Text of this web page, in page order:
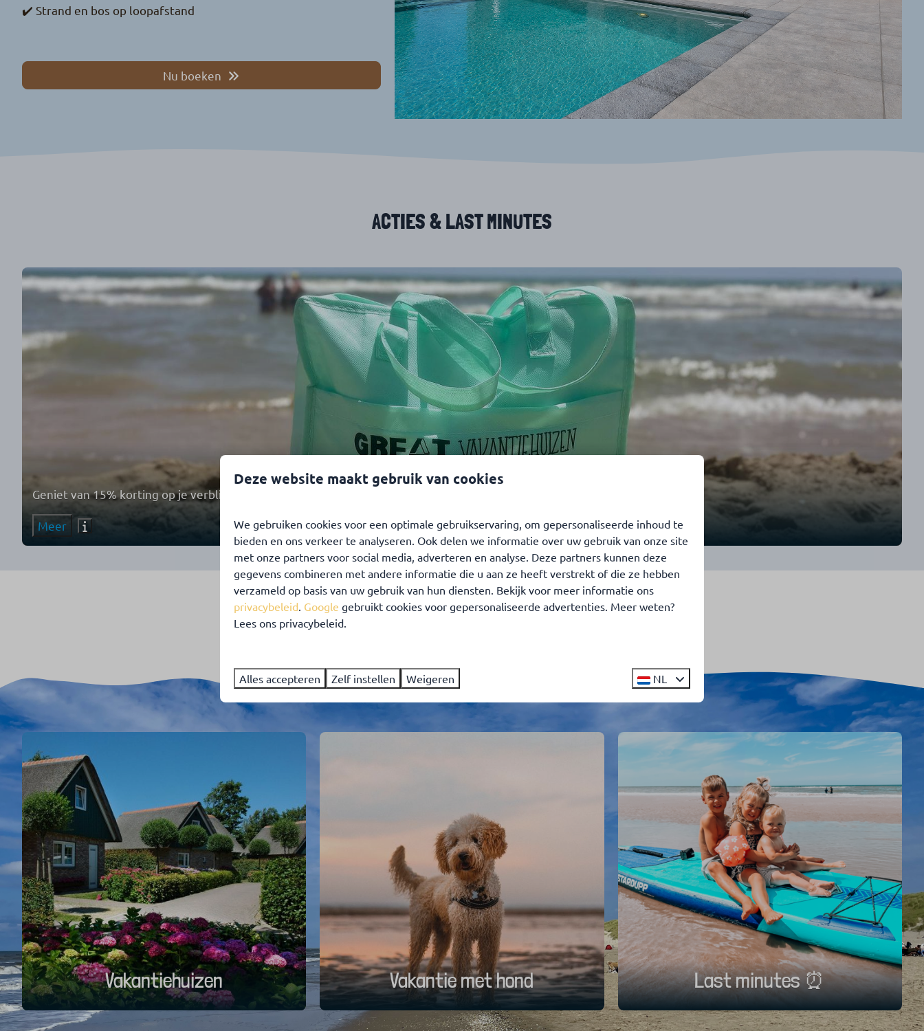
✔️ Strand en bos op loopafstand
Nu boeken
ACTIES & LAST MINUTES
Great zomerdeals ☀️
Geniet van 15% korting op je verblijf in juli en augustus op een geselecteerd aanbod
Meer
ONTDEK GREATVAKANTIEHUIZEN ⤵
Vakantiehuizen Vakantie met hond Last minutes ⏰
Deze website maakt gebruik van cookies
We gebruiken cookies voor een optimale gebruikservaring, om gepersonaliseerde inhoud te
bieden en ons verkeer te analyseren. Ook delen we informatie over uw gebruik van onze site
met onze partners voor social media, adverteren en analyse. Deze partners kunnen deze
gegevens combineren met andere informatie die u aan ze heeft verstrekt of die ze hebben
verzameld op basis van uw gebruik van hun diensten. Bekijk voor meer informatie ons
privacybeleid. Google gebruikt cookies voor gepersonaliseerde advertenties. Meer weten?
Lees ons privacybeleid.
Alles accepteren Zelf instellen Weigeren NL